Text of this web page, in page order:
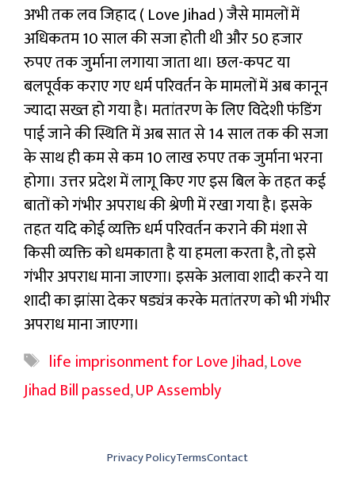
अभी तक लव जिहाद (Love Jihad) जैसे मामलों में
अधिकतम 10 साल की सजा होती थी और 50 हजार
रुपए तक जुर्माना लगाया जाता था। छल-कपट या
बलपूर्वक कराए गए धर्म परिवर्तन के मामलों में अब कानून
ज्यादा सख्त हो गया है। मतांतरण के लिए विदेशी फंडिंग
पाई जाने की स्थिति में अब सात से 14 साल तक की सजा
के साथ ही कम से कम 10 लाख रुपए तक जुर्माना भरना
होगा। उत्तर प्रदेश में लागू किए गए इस बिल के तहत कई
बातों को गंभीर अपराध की श्रेणी में रखा गया है। इसके
तहत यदि कोई व्यक्ति धर्म परिवर्तन कराने की मंशा से
किसी व्यक्ति को धमकाता है या हमला करता है, तो इसे
गंभीर अपराध माना जाएगा। इसके अलावा शादी करने या
शादी का झांसा देकर षड्यंत्र करके मतांतरण को भी गंभीर
अपराध माना जाएगा।
Tags
life imprisonment for Love Jihad,Love
Jihad Bill passed,UP Assembly
Privacy PolicyTermsContact